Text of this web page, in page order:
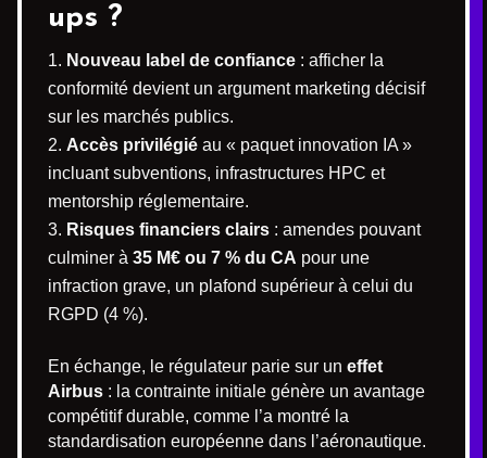
ups ?
Nouveau label de confiance : afficher la
conformité devient un argument marketing décisif
sur les marchés publics.
Accès privilégié au « paquet innovation IA »
incluant subventions, infrastructures HPC et
mentorship réglementaire.
Risques financiers clairs : amendes pouvant
culminer à 35 M€ ou 7 % du CA pour une
infraction grave, un plafond supérieur à celui du
RGPD (4 %).
En échange, le régulateur parie sur un effet
Airbus : la contrainte initiale génère un avantage
compétitif durable, comme l’a montré la
standardisation européenne dans l’aéronautique.